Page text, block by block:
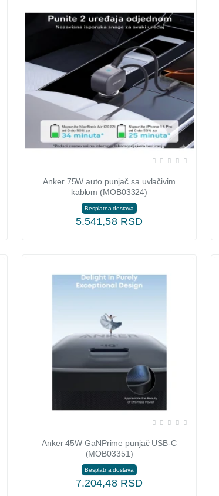
Anker 75W auto punjač sa uvlačivim
kablom (MOB03324)
Besplatna dostava
5.541,58 RSD
Anker 45W GaNPrime punjač USB-C
(MOB03351)
Besplatna dostava
7.204,48 RSD